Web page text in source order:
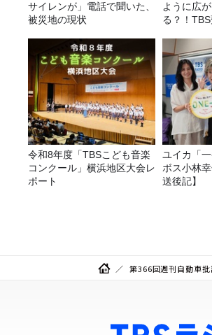
サイレンが」電話で聞いた、
被災地の現状
ように広
る？！
力！！
令和8年度「TBSこども音楽
コンクール」横浜地区大会レ
ポート
ユイカ「
ボス小林
送後記】
第366回週刊自動車